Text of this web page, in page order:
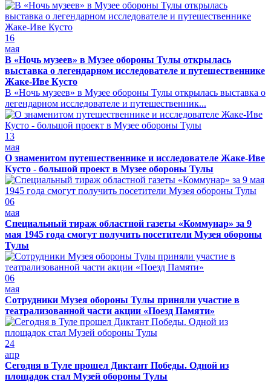
16
мая
В «Ночь музеев» в Музее обороны Тулы открылась
выставка о легендарном исследователе и путешественнике
Жаке-Иве Кусто
В «Ночь музеев» в Музее обороны Тулы открылась выставка о
легендарном исследователе и путешественник...
13
мая
О знаменитом путешественнике и исследователе Жаке-Иве
Кусто - большой проект в Музее обороны Тулы
06
мая
Специальный тираж областной газеты «Коммунар» за 9
мая 1945 года смогут получить посетители Музея обороны
Тулы
06
мая
Сотрудники Музея обороны Тулы приняли участие в
театрализованной части акции «Поезд Памяти»
24
апр
Сегодня в Туле прошел Диктант Победы. Одной из
площадок стал Музей обороны Тулы